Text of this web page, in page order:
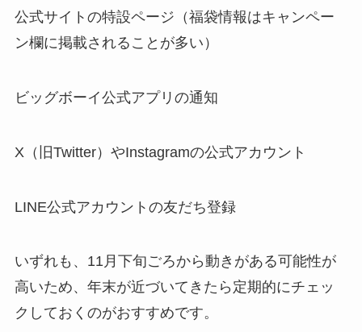
公式サイトの特設ページ（福袋情報はキャンペー
ン欄に掲載されることが多い）
ビッグボーイ公式アプリの通知
X（旧Twitter）やInstagramの公式アカウント
LINE公式アカウントの友だち登録
いずれも、11月下旬ごろから動きがある可能性が
高いため、年末が近づいてきたら定期的にチェッ
クしておくのがおすすめです。